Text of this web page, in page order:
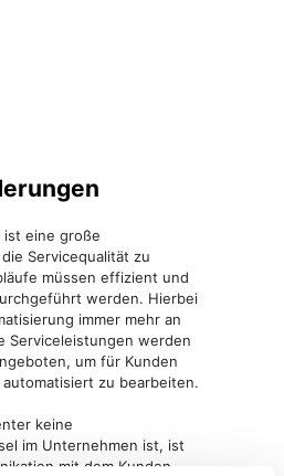
ist eine große
Servicequalität zu
müssen effizient und
werden. Hierbei
immer mehr an
Serviceleistungen werden
um für Kunden
zu bearbeiten.
keine
im Unternehmen ist, ist
mit dem Kunden